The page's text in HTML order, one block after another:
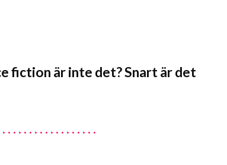
fiction är inte det? Snart är det